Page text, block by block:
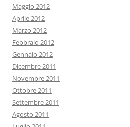
Maggio 2012
Aprile 2012
Marzo 2012
Febbraio 2012
Gennaio 2012
Dicembre 2011
Novembre 2011
Ottobre 2011
Settembre 2011
Agosto 2011